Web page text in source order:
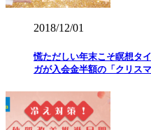
2018/12/01
慌ただしい年末こそ瞑想タ
ガが入会金半額の「クリス